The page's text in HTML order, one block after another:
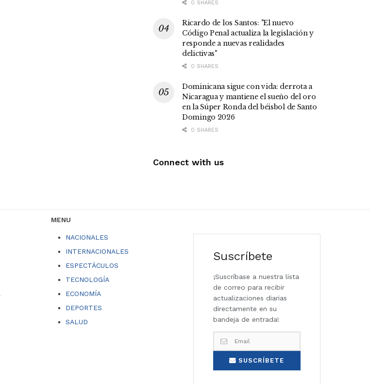
0 SHARES
Ricardo de los Santos: "El nuevo
Código Penal actualiza la legislación y
responde a nuevas realidades
delictivas"
0 SHARES
Dominicana sigue con vida: derrota a
Nicaragua y mantiene el sueño del oro
en la Súper Ronda del béisbol de Santo
Domingo 2026
0 SHARES
Connect with us
MENU
NACIONALES
INTERNACIONALES
ESPECTÁCULOS
TECNOLOGÍA
ECONOMÍA
DEPORTES
SALUD
Suscríbete
¡Suscríbase a nuestra lista
de correo para recibir
actualizaciones diarias
directamente en su
bandeja de entrada!
SUSCRÍBETE